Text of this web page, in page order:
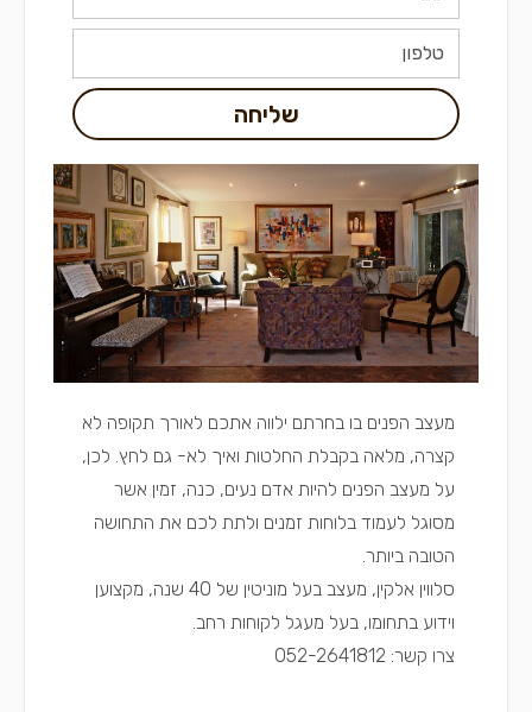
שליחה
מעצב הפנים בו בחרתם ילווה אתכם לאורך תקופה לא
קצרה, מלאה בקבלת החלטות ואיך לא- גם לחץ. לכן,
על מעצב הפנים להיות אדם נעים, כנה, זמין אשר
מסוגל לעמוד בלוחות זמנים ולתת לכם את התחושה
הטובה ביותר.
סלווין אלקין, מעצב בעל מוניטין של 40 שנה, מקצוען
וידוע בתחומו, בעל מעגל לקוחות רחב.
צרו קשר: 052-2641812